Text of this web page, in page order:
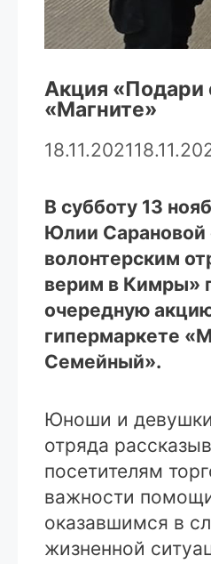
Акция «Подари
«Магните»
18.11.2021
В субботу 13
Юлии Сарановой
волонтерским
верим в Кимры»
очередную
гипермаркете
Семейный».
Юноши и
отряда
посетителям
важности
оказавшимся в
жизненной